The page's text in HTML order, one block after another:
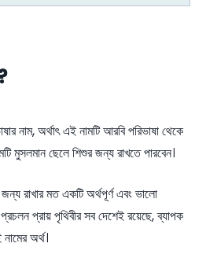
নাম, অর্থাৎ এই নামটি আরবি পরিভাষা থেকে
মুসলমান ছেলে শিশুর জন্য রাখতে পারবেন।
রাখার মত একটি অর্থপূর্ণ এবং ভালো
প্রায় পৃথিবীর সব দেশেই রয়েছে, ব্যাপক
অর্থ।